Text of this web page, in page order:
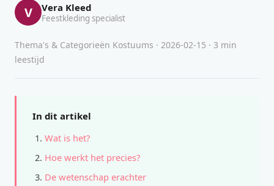
V Vera Kleed
Feestkleding specialist
Thema's & Categorieën Kostuums · 2026-02-15 · 3 min
leestijd
In dit artikel
Wat is het?
Hoe werkt het precies?
De wetenschap erachter